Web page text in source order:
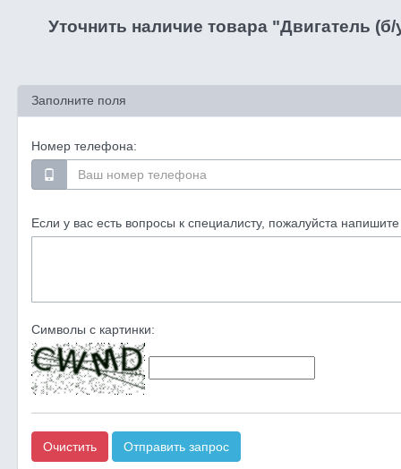
Уточнить наличие товара "Двигатель
Заполните поля
Номер телефона:
Если у вас есть вопросы к специалисту, пожалуйста напишите
Символы с картинки:
Очистить Отправить запрос